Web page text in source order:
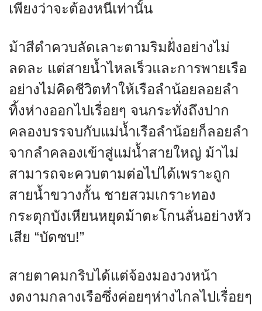
เพียงว่าจะต้องหนีเท่านั้น
ม้าสีดำควบลัดเลาะตามริมฝั่งอย่างไม่
ลดละ แต่สายน้ำไหลเร็วและการพายเรือ
อย่างไม่คิดชีวิตทำให้เรือลำน้อยลอยลำ
ทิ้งห่างออกไปเรื่อยๆ จนกระทั่งถึงปาก
คลองบรรจบกับแม่น้ำเรือลำน้อยก็ลอยลำ
จากลำคลองเข้าสู่แม่น้ำสายใหญ่ ม้าไม่
สามารถจะควบตามต่อไปได้เพราะถูก
สายน้ำขวางกั้น ชายสวมเกราะทอง
กระตุกบังเหียนหยุดม้าตะโกนลั่นอย่างหัว
เสีย “บัดซบ!”
สายตาคมกริบได้แต่จ้องมองวงหน้า
งดงามกลางเรือซึ่งค่อยๆห่างไกลไปเรื่อยๆ